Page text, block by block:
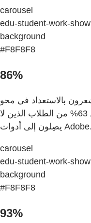
carousel
edu-student-work-show
background
#F8F8F8
86%
بالاستعداد في محو
الأمية في الذكاء الاصطناعي مقابل 63% من الطلاب الذين لا
يصِلون إلى أدوات Adobe.
carousel
edu-student-work-show
background
#F8F8F8
93%